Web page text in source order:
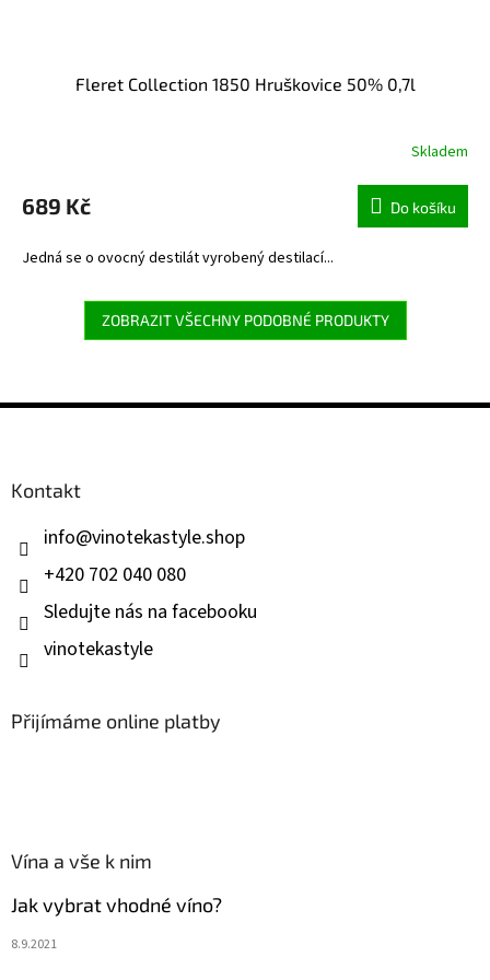
Fleret Collection 1850 Hruškovice 50% 0,7l
Skladem
689 Kč Do košíku
Jedná se o ovocný destilát vyrobený destilací...
ZOBRAZIT VŠECHNY PODOBNÉ PRODUKTY
Z
Kontakt
info@vinotekastyle.shop
+420 702 040 080
Sledujte nás na facebooku
vinotekastyle
Přijímáme online platby
Vína a vše k nim
Jak vybrat vhodné víno?
8.9.2021